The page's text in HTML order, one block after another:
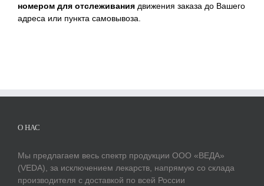
номером для отслеживания движения заказа до Вашего
адреса или пункта самовывоза.
О НАС
Мы предлагаем весь спектр продукции ООО «ВЕДА»
(VEDA), за исключением лекарств, напрямую со склада
производителя с доставкой по всей России